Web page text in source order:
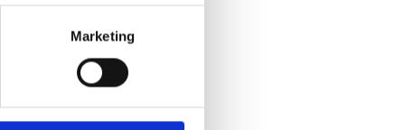
Marketing